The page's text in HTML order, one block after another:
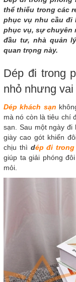
thể thiếu trong các
phục vụ nhu cầu đi
phục vụ, sự chuyên
đầu tư, nhà quản
quan trọng này.
Dép đi trong
nhỏ nhưng vai
Dép khách sạn
mà nó còn là tiêu chí
sạn. Sau một ngày
giày cao gót khiến
chịu thì dép đi
giúp ta giải phóng
mỏi.